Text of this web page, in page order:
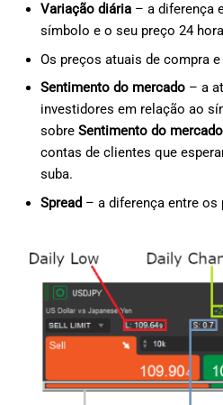
Variação diária– a diferença
símbolo e o seu preço 24
Os preços atuais de compra
Sentimento do mercado– a
investidores em relação ao
sobre Sentimento do mercado
contas de clientes que
suba.
Spread – a diferença entre os